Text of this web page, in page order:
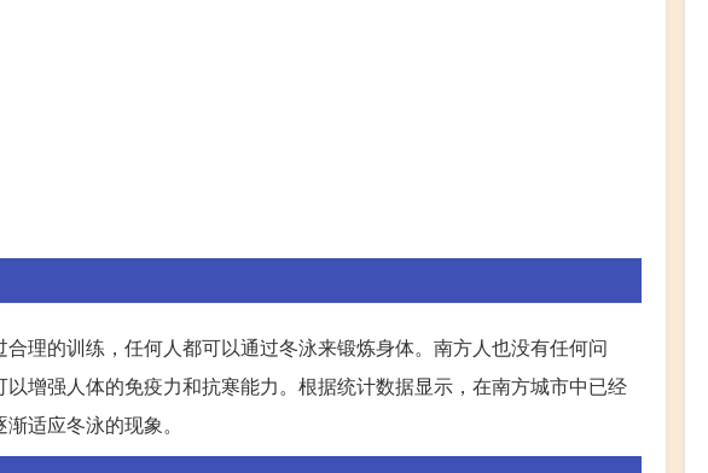
理的训练，任何人都可以通过冬泳来锻炼身体。南方人也没有任何问
增强人体的免疫力和抗寒能力。根据统计数据显示，在南方城市中已经
适应冬泳的现象。